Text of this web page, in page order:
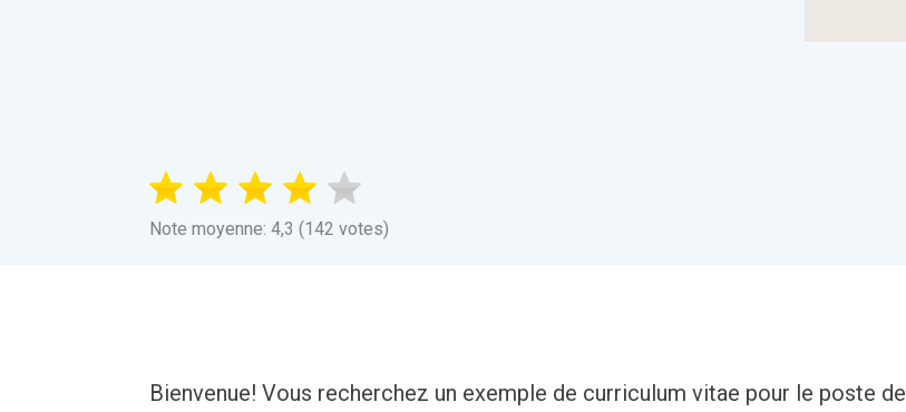
Note moyenne: 4,3 (142 votes)
Bienvenue! Vous recherchez un exemple de curriculum vitae pour le poste de